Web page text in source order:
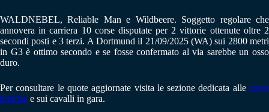
WALDNEBEL, Reliable Man e Wildbeere. Soggetto regolare che
annovera in carriera 10 corse disputate per 2 vittorie ottenute oltre 2
secondi posti e 3 terzi. A Dortmund il 21/09/2025 (WA) sui 2800 metri
in G3 è ottimo secondo e se fosse confermato al via sarebbe un osso
duro.
Per consultare le quote aggiornate visita le sezione dedicata alle corse
ippiche e sui cavalli in gara.